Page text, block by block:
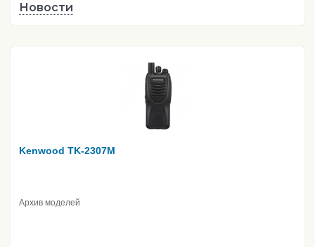
Новости
Kenwood TK-2307M
Архив моделей